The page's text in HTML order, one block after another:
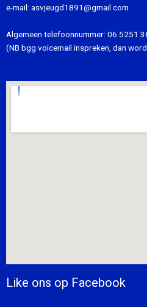
e-mail: asvjeugd1891@gmail.com
Algemeen telefoonnummer: 06 5251
(NB bgg voicemail inspreken, dan
Like ons op Facebook